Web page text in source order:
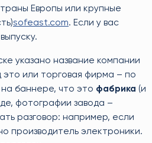
Европы или крупные
sofeast.com. Если у вас
указано название компании
это или торговая фирма – по
баннере, что это фабрика (и
фотографии завода –
разговор: например, если
производитель электроники.